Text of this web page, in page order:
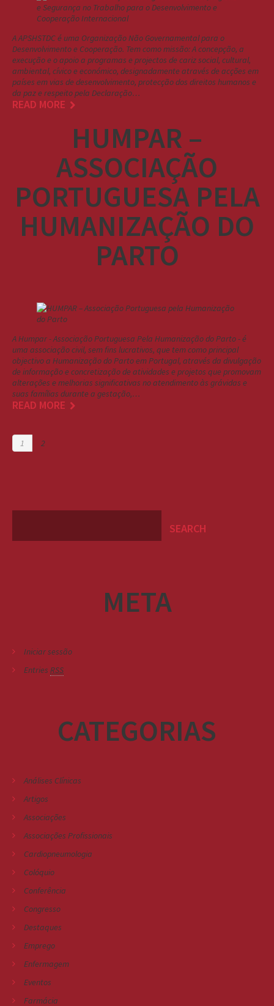
A APSHSTDC é uma Organização Não Governamental para o
Desenvolvimento e Cooperação. Tem como missão: A concepção, a
execução e o apoio a programas e projectos de cariz social, cultural,
ambiental, cívico e económico, designadamente através de acções em
países em vias de desenvolvimento, protecção dos direitos humanos e
da paz e respeito pela Declaração…
READ MORE
HUMPAR –
ASSOCIAÇÃO
PORTUGUESA PELA
HUMANIZAÇÃO DO
PARTO
A Humpar - Associação Portuguesa Pela Humanização do Parto - é
uma associação civil, sem fins lucrativos, que tem como principal
objectivo a Humanização do Parto em Portugal, através da divulgação
de informação e concretização de atividades e projetos que promovam
alterações e melhorias significativas no atendimento às grávidas e
suas famílias durante a gestação,…
READ MORE
1 2
META
Iniciar sessão
Entries RSS
CATEGORIAS
Análises Clínicas
Artigos
Associações
Associações Profissionais
Cardiopneumologia
Colóquio
Conferência
Congresso
Destaques
Emprego
Enfermagem
Eventos
Farmácia